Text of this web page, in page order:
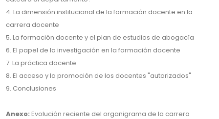
4. La dimensión institucional de la formación docente en la
carrera docente
5. La formación docente y el plan de estudios de abogacía
6. El papel de la investigación en la formación docente
7. La práctica docente
8. El acceso y la promoción de los docentes "autorizados"
9. Conclusiones
Anexo: Evolución reciente del organigrama de la carrera